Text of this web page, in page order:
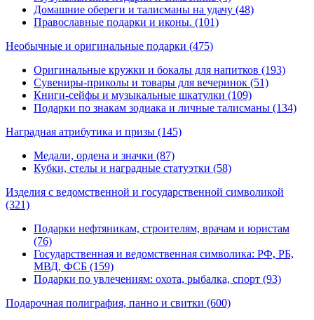
Домашние обереги и талисманы на удачу (48)
Православные подарки и иконы. (101)
Необычные и оригинальные подарки (475)
Оригинальные кружки и бокалы для напитков (193)
Сувениры-приколы и товары для вечеринок (51)
Книги-сейфы и музыкальные шкатулки (109)
Подарки по знакам зодиака и личные талисманы (134)
Наградная атрибутика и призы (145)
Медали, ордена и значки (87)
Кубки, стелы и наградные статуэтки (58)
Изделия с ведомственной и государственной символикой
(321)
Подарки нефтяникам, строителям, врачам и юристам
(76)
Государственная и ведомственная символика: РФ, РБ,
МВД, ФСБ (159)
Подарки по увлечениям: охота, рыбалка, спорт (93)
Подарочная полиграфия, панно и свитки (600)